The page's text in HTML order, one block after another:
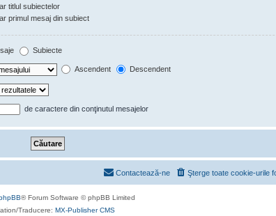
titlul subiectelor
primul mesaj din subiect
Subiecte
Ascendent Descendent
de caractere din conţinutul mesajelor
Şterge toate cookie-urile
Contactează-ne
® Forum Software © phpBB Limited
Traducere: MX-Publisher CMS